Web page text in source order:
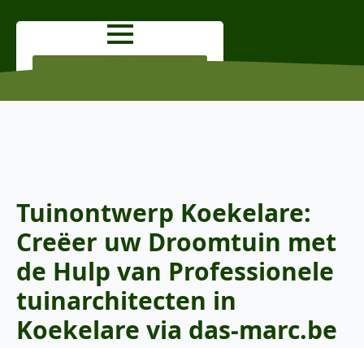
Tuinontwerp Koekelare:
Creëer uw Droomtuin met
de Hulp van Professionele
tuinarchitecten in
Koekelare via das-marc.be